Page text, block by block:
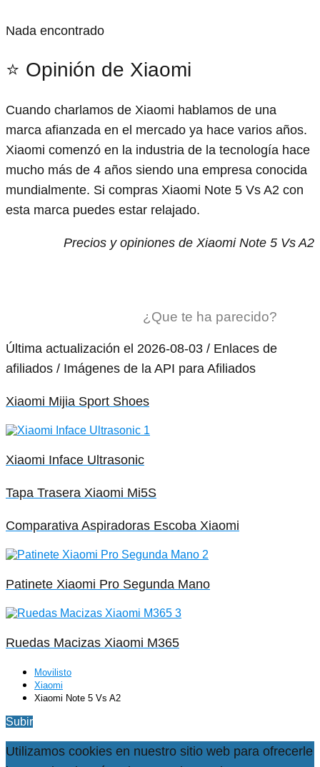
Nada encontrado
⭐ Opinión de Xiaomi
Cuando charlamos de Xiaomi hablamos de una
marca afianzada en el mercado ya hace varios años.
Xiaomi comenzó en la industria de la tecnología hace
mucho más de 4 años siendo una empresa conocida
mundialmente. Si compras Xiaomi Note 5 Vs A2 con
esta marca puedes estar relajado.
Precios y opiniones de Xiaomi Note 5 Vs A2
¿Que te ha parecido?
Última actualización el 2026-08-03 / Enlaces de
afiliados / Imágenes de la API para Afiliados
Xiaomi Mijia Sport Shoes
Xiaomi Inface Ultrasonic
Tapa Trasera Xiaomi Mi5S
Comparativa Aspiradoras Escoba Xiaomi
Patinete Xiaomi Pro Segunda Mano
Ruedas Macizas Xiaomi M365
Movilisto
Xiaomi
Xiaomi Note 5 Vs A2
Subir
Utilizamos cookies en nuestro sitio web para ofrecerle